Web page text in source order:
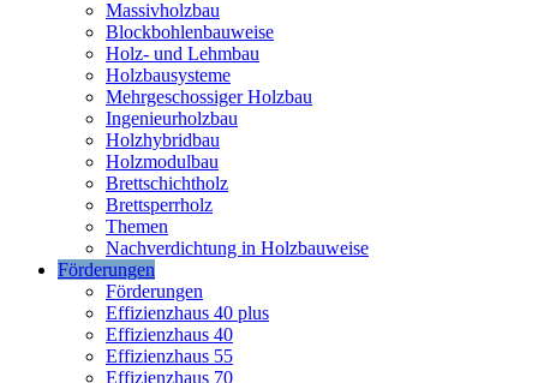
Massivholzbau
Blockbohlenbauweise
Holz- und Lehmbau
Holzbausysteme
Mehrgeschossiger Holzbau
Ingenieurholzbau
Holzhybridbau
Holzmodulbau
Brettschichtholz
Brettsperrholz
Themen
Nachverdichtung in Holzbauweise
Förderungen
Förderungen
Effizienzhaus 40 plus
Effizienzhaus 40
Effizienzhaus 55
Effizienzhaus 70